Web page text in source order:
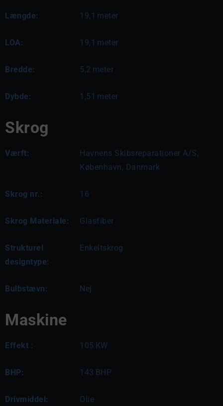
Længde: 19,1 meter
LOA: 19,1 meter
Bredde: 5,2 meter
Dybde: 1,51 meter
Skrog
Værft:
Havnens Skibsreparationer A/S,
København, Danmark
Skrog nr.: 16
Skrog Materiale: Glasfiber
Strukturel
designtype:
Enkeltskrog
Bulbstævn: Nej
Maskine
Effekt : 105 KW
BHP: 143 BHP
Drivmiddel: Olie